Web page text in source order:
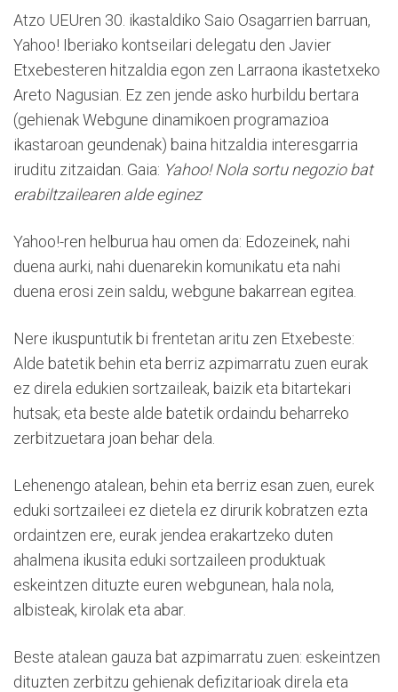
Atzo UEUren 30. ikastaldiko Saio Osagarrien barruan,
Yahoo! Iberiako kontseilari delegatu den Javier
Etxebesteren hitzaldia egon zen Larraona ikastetxeko
Areto Nagusian. Ez zen jende asko hurbildu bertara
(gehienak Webgune dinamikoen programazioa
ikastaroan geundenak) baina hitzaldia interesgarria
iruditu zitzaidan. Gaia: Yahoo! Nola sortu negozio bat
erabiltzailearen alde eginez
Yahoo!-ren helburua hau omen da: Edozeinek, nahi
duena aurki, nahi duenarekin komunikatu eta nahi
duena erosi zein saldu, webgune bakarrean egitea.
Nere ikuspuntutik bi frentetan aritu zen Etxebeste:
Alde batetik behin eta berriz azpimarratu zuen eurak
ez direla edukien sortzaileak, baizik eta bitartekari
hutsak; eta beste alde batetik ordaindu beharreko
zerbitzuetara joan behar dela.
Lehenengo atalean, behin eta berriz esan zuen, eurek
eduki sortzaileei ez dietela ez dirurik kobratzen ezta
ordaintzen ere, eurak jendea erakartzeko duten
ahalmena ikusita eduki sortzaileen produktuak
eskeintzen dituzte euren webgunean, hala nola,
albisteak, kirolak eta abar.
Beste atalean gauza bat azpimarratu zuen: eskeintzen
dituzten zerbitzu gehienak defizitarioak direla eta